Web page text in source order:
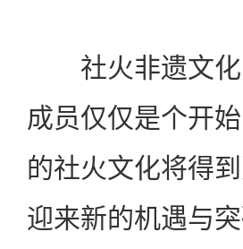
社火非遗文化
成员仅仅是个开
的社火文化将得
迎来新的机遇与突